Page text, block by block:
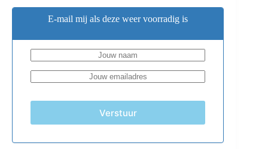
E-mail mij als deze weer voorradig is
Verstuur